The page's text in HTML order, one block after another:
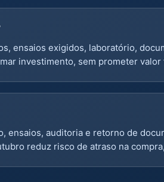
ensaios exigidos, laboratório,
investimento, sem prometer
ensaios, auditoria e retorno de
reduz risco de atraso na